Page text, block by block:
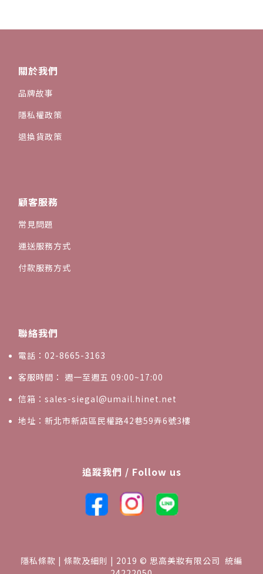
關於我們
品牌故事
隱私權政策
退換貨政策
顧客服務
常見問題
運送服務方式
付款服務方式
聯絡我們
電話：02-8665-3163
客服時間： 週一至週五 09:00~17:00
信箱：sales-siegal@umail.hinet.net
地址：新北市新店區民權路42巷59弄6號3樓
追蹤我們 / Follow us
隱私條款 | 條款及細則 | 2019 © 思高美妝有限公司 統編